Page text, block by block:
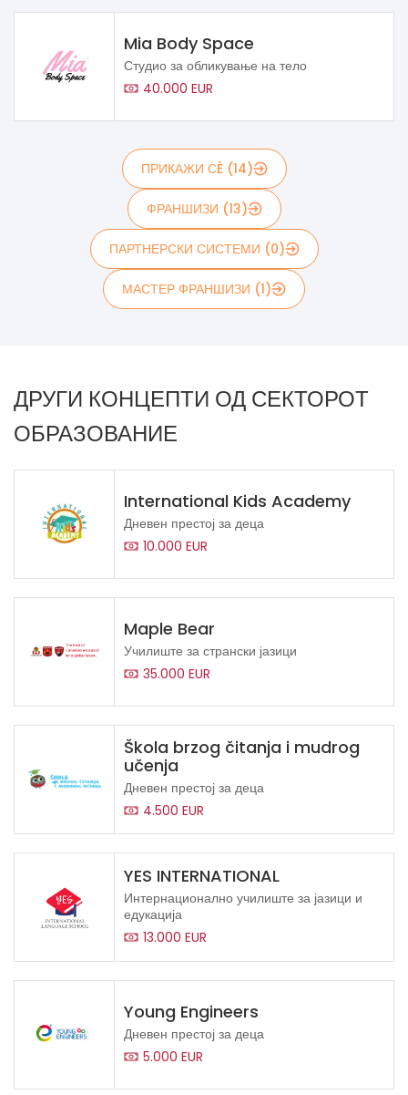
Mia Body Space
Студио за обликување на тело
40.000 EUR
ПРИКАЖИ СÈ (14)
ФРАНШИЗИ (13)
ПАРТНЕРСКИ СИСТЕМИ (0)
МАСТЕР ФРАНШИЗИ (1)
ДРУГИ КОНЦЕПТИ ОД СЕКТОРОТ
ОБРАЗОВАНИЕ
International Kids Academy
Дневен престој за деца
10.000 EUR
Maple Bear
Училиште за странски јазици
35.000 EUR
Škola brzog čitanja i mudrog
učenja
Дневен престој за деца
4.500 EUR
YES INTERNATIONAL
Интернационално училиште за јазици и
едукација
13.000 EUR
Young Engineers
Дневен престој за деца
5.000 EUR